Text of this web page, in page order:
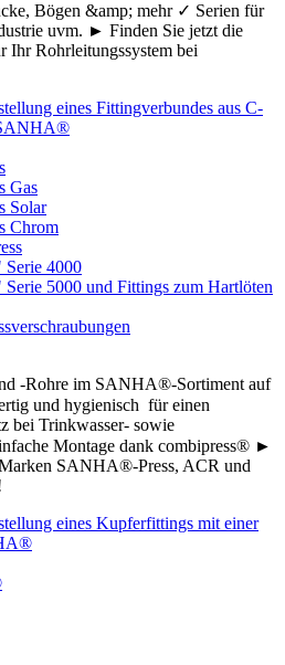
Bögen &amp; mehr ✓ Serien für
uvm. ► Finden Sie jetzt die
Ihr Rohrleitungssystem bei
Gas
Solar
Chrom
4000
5000 und Fittings zum Hartlöten
-Rohre im SANHA®-Sortiment auf
und hygienisch für einen
bei Trinkwasser- sowie
Montage dank combipress® ►
SANHA®-Press, ACR und